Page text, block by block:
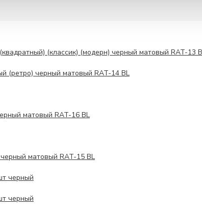
(классик) (модерн) черный матовый RAT-13
(ретро) черный матовый RAT-14 BL
матовый RAT-16 BL
матовый RAT-15 BL
черный
черный